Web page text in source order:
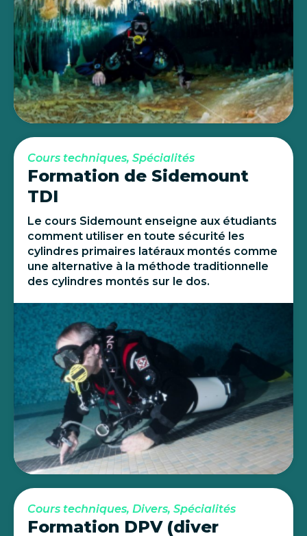
Cours techniques, Spécialités
Formation de Sidemount
TDI
Le cours Sidemount enseigne aux étudiants
comment utiliser en toute sécurité les
cylindres primaires latéraux montés comme
une alternative à la méthode traditionnelle
des cylindres montés sur le dos.
Cours techniques, Divers, Spécialités
Formation DPV (diver